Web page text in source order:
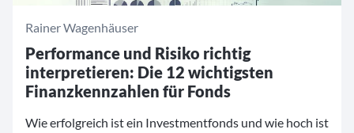
Rainer Wagenhäuser
Performance und Risiko richtig
interpretieren: Die 12 wichtigsten
Finanzkennzahlen für Fonds
Wie erfolgreich ist ein Investmentfonds und wie hoch ist